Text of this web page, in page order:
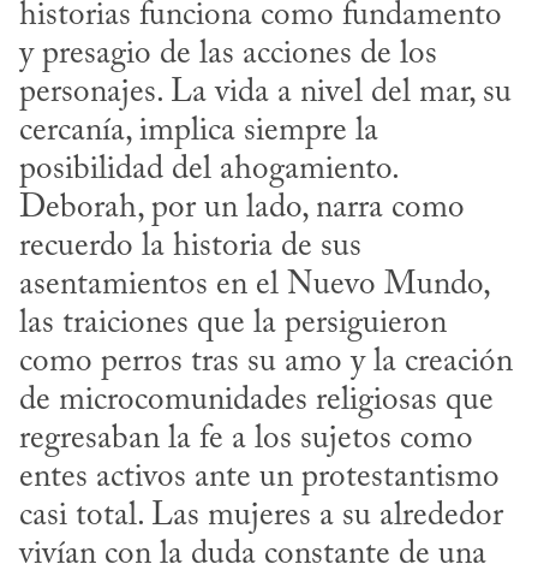
historias funciona como fundamento
y presagio de las acciones de los
personajes. La vida a nivel del mar, su
cercanía, implica siempre la
posibilidad del ahogamiento.
Deborah, por un lado, narra como
recuerdo la historia de sus
asentamientos en el Nuevo Mundo,
las traiciones que la persiguieron
como perros tras su amo y la creación
de microcomunidades religiosas que
regresaban la fe a los sujetos como
entes activos ante un protestantismo
casi total. Las mujeres a su alrededor
vivían con la duda constante de una